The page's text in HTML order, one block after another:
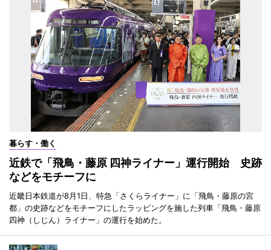
暮らす・働く
近鉄で「飛鳥・藤原 四神ライナー」運行開始 史跡
などをモチーフに
近畿日本鉄道が8月1日、特急「さくらライナー」に「飛鳥・藤原の宮
都」の史跡などをモチーフにしたラッピングを施した列車「飛鳥・藤原
四神（しじん）ライナー」の運行を始めた。